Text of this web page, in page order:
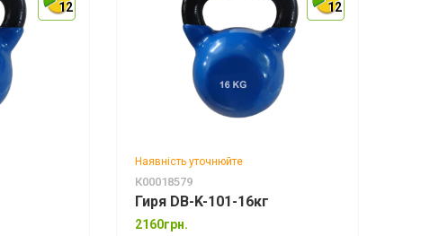
12
12
12 12
12
12
Наявність уточнюйте
К00018579
Гиря DB-K-101-16кг
2160грн.